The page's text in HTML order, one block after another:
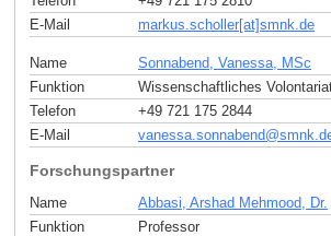
E-Mail
markus.scholler[at]smnk.de
Name
Sonnabend, Vanessa, MSc
Funktion
Wissenschaftliches
Telefon
+49 721 175 2844
E-Mail
vanessa.sonnabend@smnk
Forschungspartner
Name
Abbasi, Arshad Mehmood, Dr.
Funktion
Professor